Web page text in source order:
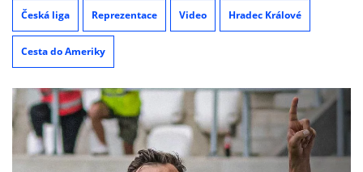
Česká liga Reprezentace Video Hradec Králové
Cesta do Ameriky